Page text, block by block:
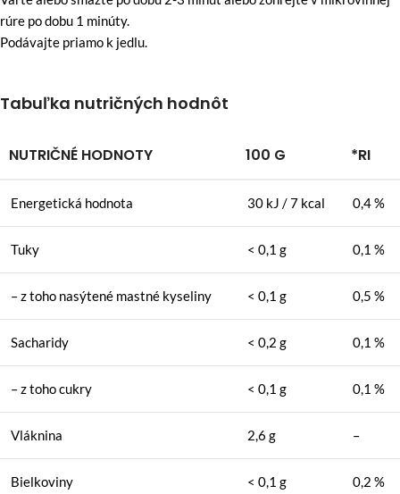
rúre po dobu 1 minúty.
Podávajte priamo k jedlu.
Tabuľka nutričných hodnôt
NUTRIČNÉ HODNOTY 100 G *RI
Energetická hodnota 30 kJ / 7 kcal 0,4 %
Tuky < 0,1 g 0,1 %
– z toho nasýtené mastné kyseliny < 0,1 g 0,5 %
Sacharidy < 0,2 g 0,1 %
– z toho cukry < 0,1 g 0,1 %
Vláknina 2,6 g –
Bielkoviny < 0,1 g 0,2 %